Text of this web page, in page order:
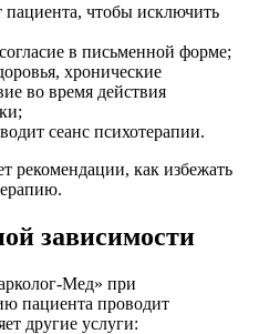
пациента, чтобы исключить
в письменной форме;
хронические
во время действия
сеанс психотерапии.
рекомендации, как избежать
зависимости
Мед» при
пациента проводит
другие услуги: